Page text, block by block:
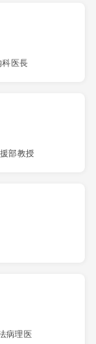
科医長
部教授
病理医